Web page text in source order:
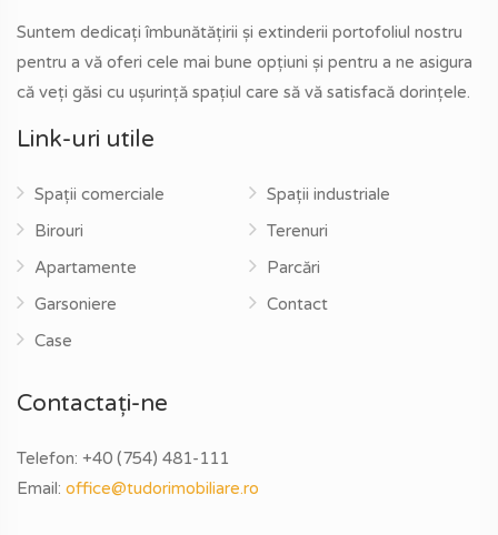
Suntem dedicați îmbunătățirii și extinderii portofoliul nostru
pentru a vă oferi cele mai bune opțiuni și pentru a ne asigura
că veți găsi cu ușurință spațiul care să vă satisfacă dorințele.
Link-uri utile
Spații comerciale
Birouri
Apartamente
Garsoniere
Case
Spații industriale
Terenuri
Parcări
Contact
Contactați-ne
Telefon: +40 (754) 481-111
Email: office@tudorimobiliare.ro